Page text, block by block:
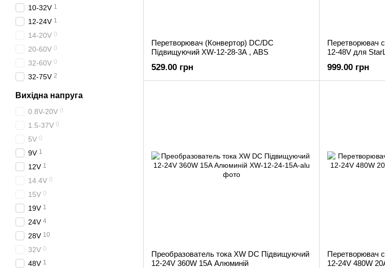
Перетворювач (Конвертор) DC/DC
Підвищуючий XW-12-28-3A , ABS
529.00 грн
Перетворювач
12-48V для
999.00 грн
Преобразователь тока XW DC Підвищуючий
12-24V 360W 15A Алюминій
Перетворювач
12-24V 480W
10-32V 1
12-24V 1
14-20V 0
20-60V 0
32-60V 0
32-75V 2
Вихідна напруга
0.8V-20V 0
1.5-37V 0
5V 0
9V 1
12V 1
14.4V 0
15V 0
19V 1
24V 4
28V 10
32V 0
48V 1